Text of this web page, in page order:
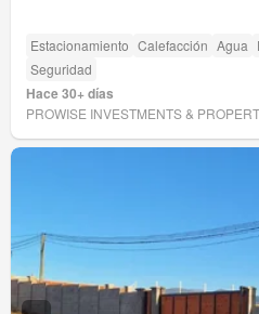
Estacionamiento Calefacción Agua
Seguridad
Hace 30+ días
PROWISE INVESTMENTS &